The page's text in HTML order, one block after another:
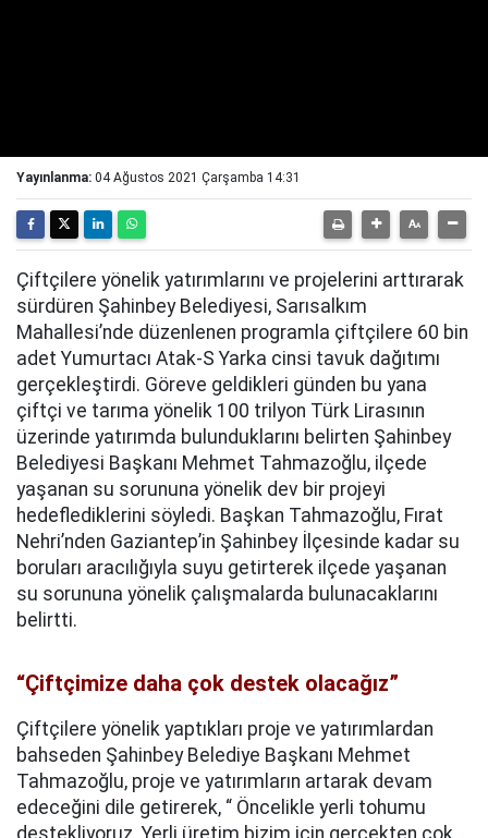
Yayınlanma: 04 Ağustos 2021 Çarşamba 14:31
Çiftçilere yönelik yatırımlarını ve projelerini arttırarak
sürdüren Şahinbey Belediyesi, Sarısalkım
Mahallesi’nde düzenlenen programla çiftçilere 60 bin
adet Yumurtacı Atak-S Yarka cinsi tavuk dağıtımı
gerçekleştirdi. Göreve geldikleri günden bu yana
çiftçi ve tarıma yönelik 100 trilyon Türk Lirasının
üzerinde yatırımda bulunduklarını belirten Şahinbey
Belediyesi Başkanı Mehmet Tahmazoğlu, ilçede
yaşanan su sorununa yönelik dev bir projeyi
hedeflediklerini söyledi. Başkan Tahmazoğlu, Fırat
Nehri’nden Gaziantep’in Şahinbey İlçesinde kadar su
boruları aracılığıyla suyu getirterek ilçede yaşanan
su sorununa yönelik çalışmalarda bulunacaklarını
belirtti.
“Çiftçimize daha çok destek olacağız”
Çiftçilere yönelik yaptıkları proje ve yatırımlardan
bahseden Şahinbey Belediye Başkanı Mehmet
Tahmazoğlu, proje ve yatırımların artarak devam
edeceğini dile getirerek, “ Öncelikle yerli tohumu
destekliyoruz. Yerli üretim bizim için gerçekten çok